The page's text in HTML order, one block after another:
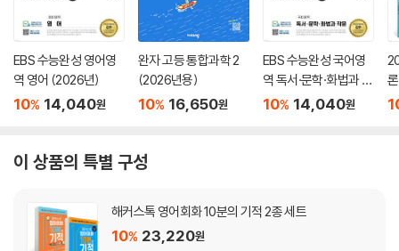
EBS 수능완성 영어영
역 영어 (2026년)
10% 14,040원
완자 고등 통합과학 2
(2026년용)
10% 16,650원
EBS 수능완성 국어영
역 독서·문학·화법과 작
문 (2026년)
10% 14,040원
(
이 상품의 특별 구성
해커스톡 영어회화 10분의 기적 2종 세트
10% 23,220원